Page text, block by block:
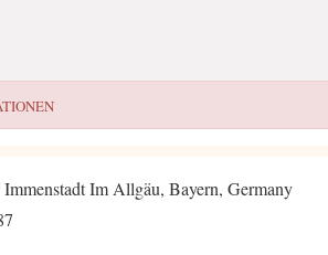
Im Allgäu, Bayern, Germany